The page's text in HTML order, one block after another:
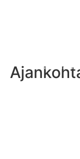
Perjantaina